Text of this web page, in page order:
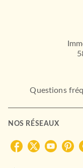
Questions
NOS RÉSEAUX